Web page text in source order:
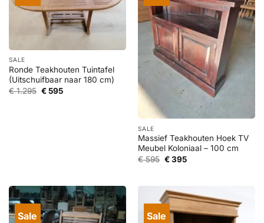
SALE
Ronde Teakhouten Tuintafel
(Uitschuifbaar naar 180 cm)
€1.295 Oorspronkelijke
prijs
€595Huidige
SALE
Massief Teakhouten Hoek TV
Meubel Koloniaal – 100 cm
€595 Oorspronkelijke
€395Huidige
Sale Sale